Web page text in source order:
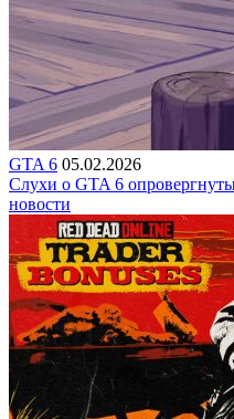
GTA 6 05.02.2026
Слухи о GTA 6
новости